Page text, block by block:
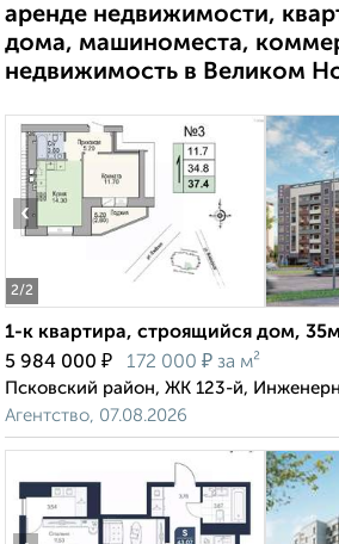
аренде недвижимости,
дома, машиноместа,
недвижимость в Великом
2/2
‹
1-к квартира, строящийся дом,
5 984 000 ₽ 172 000 ₽ за м²
Псковский район, ЖК 123-й,
Агентство, 07.08.2026